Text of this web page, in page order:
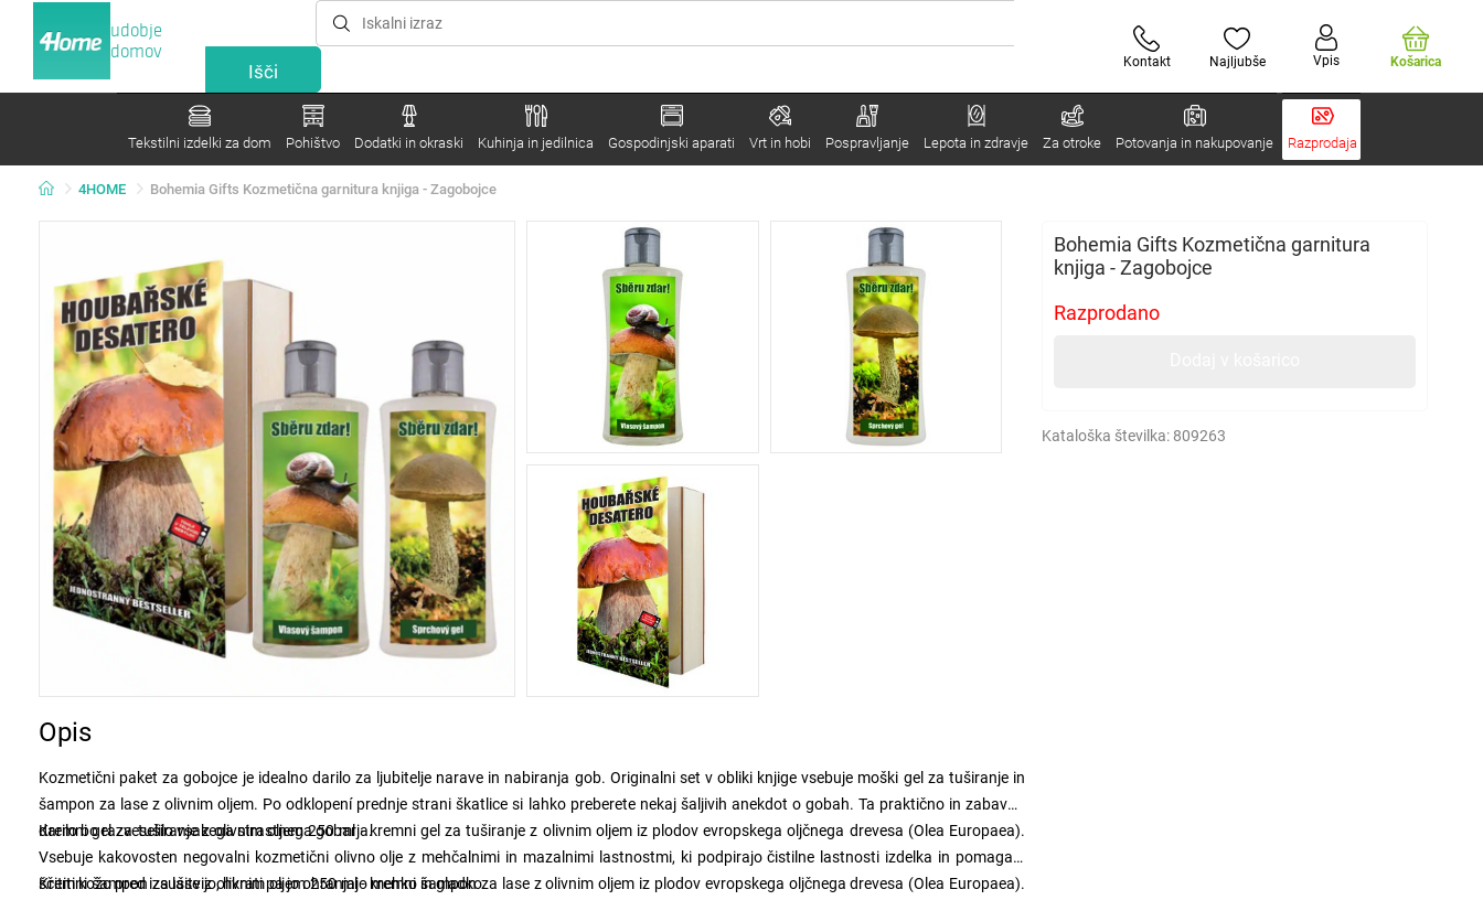
udobje
domov
Kontakt Najljubše Vpis Košarica
Tekstilni izdelki za dom Pohištvo Dodatki in okraski Kuhinja in jedilnica Gospodinjski aparati Vrt in hobi Pospravljanje Lepota in zdravje Za otroke Potovanja in nakupovanje Razprodaja
4HOME Bohemia Gifts Kozmetična garnitura knjiga - Zagobojce
Bohemia Gifts Kozmetična garnitura
knjiga - Zagobojce
Razprodano
Kataloška številka: 809263
Opis
Kozmetični paket za gobojce je idealno darilo za ljubitelje narave in nabiranja gob. Originalni set v obliki knjige vsebuje moški gel za tuširanje in
šampon za lase z olivnim oljem. Po odklopení prednje strani škatlice si lahko preberete nekaj šaljivih anekdot o gobah. Ta praktično in zabavno
darilo bo razveselilo vsakega strastnega gobarja.
Kremni gel za tuširanje z olivnim oljem 250 ml - kremni gel za tuširanje z olivnim oljem iz plodov evropskega oljčnega drevesa (Olea Europaea).
Vsebuje kakovosten negovalni kozmetični olivno olje z mehčalnimi in mazalnimi lastnostmi, ki podpirajo čistilne lastnosti izdelka in pomagajo
ščititi kožo pred izsušitvijo, hkrati pa jo ohranjajo mehko in gladko.
Kremni šampon za lase z olivnim oljem 250 ml - kremni šampon za lase z olivnim oljem iz plodov evropskega oljčnega drevesa (Olea Europaea).